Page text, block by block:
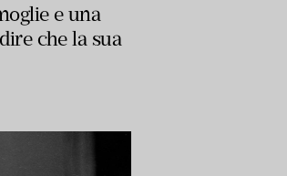
e una
che la sua